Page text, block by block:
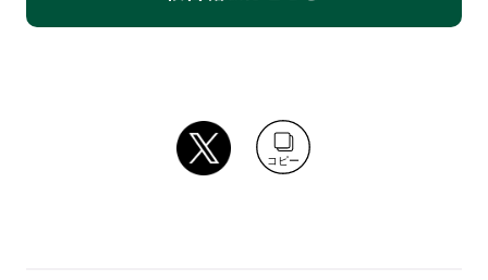
コピー